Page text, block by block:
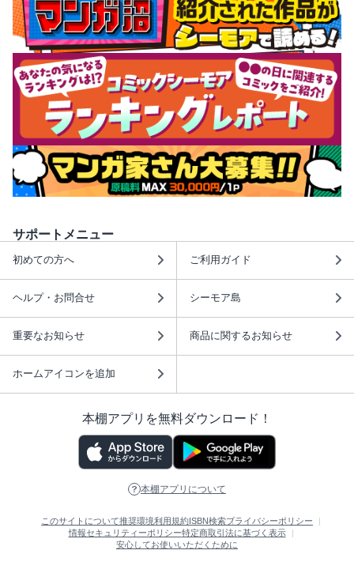
サポートメニュー
初めての方へ ご利用ガイド
ヘルプ・お問合せ シーモア島
重要なお知らせ 商品に関するお知らせ
ホームアイコンを追加
本棚アプリを無料ダウンロード！
本棚アプリについて
このサイトについて推奨環境利用規約ISBN検索プライバシーポリシー
情報セキュリティーポリシー特定商取引法に基づく表示
安心してお使いいただくために